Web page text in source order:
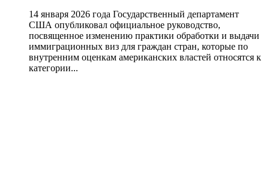
14 января 2026 года Государственный департамент
США опубликовал официальное руководство,
посвященное изменению практики обработки и выдачи
иммиграционных виз для граждан стран, которые по
внутренним оценкам американских властей относятся к
категории...